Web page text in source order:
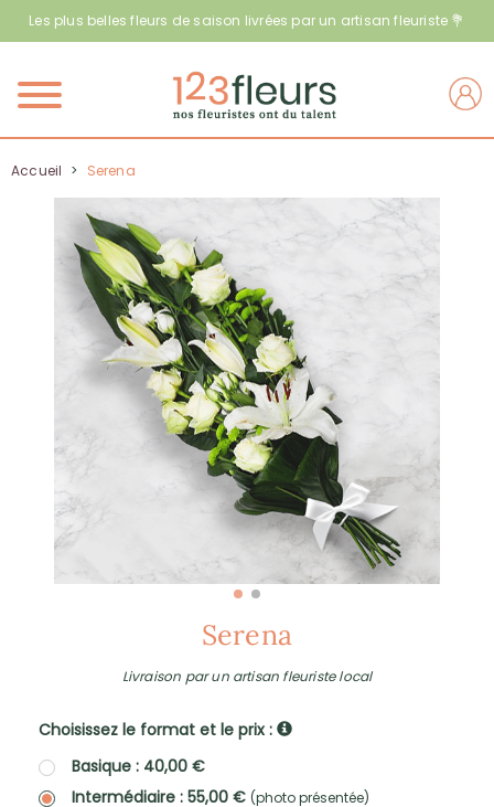
Les plus belles fleurs de saison livrées par un artisan fleuriste 💐
Menu
Accueil > Serena
Serena
Livraison par un artisan fleuriste local
Choisissez le format et le prix :
Basique : 40,00 €
Intermédiaire : 55,00 € (photo présentée)